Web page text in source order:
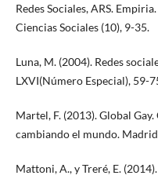
Redes Sociales, ARS.
Ciencias Sociales (10), 9-35.
Luna, M. (2004). Redes
LXVI(Número Especial), 59-
Martel, F. (2013). Global
cambiando el mundo.
Mattoni, A., y Treré, E.